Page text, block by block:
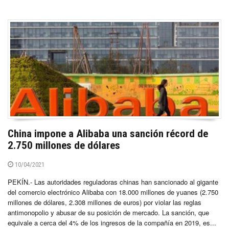
China impone a Alibaba una sanción récord de
2.750 millones de dólares
10/04/2021
PEKÍN.- Las autoridades reguladoras chinas han sancionado al gigante
del comercio electrónico Alibaba con 18.000 millones de yuanes (2.750
millones de dólares, 2.308 millones de euros) por violar las reglas
antimonopolio y abusar de su posición de mercado. La sanción, que
equivale a cerca del 4% de los ingresos de la compañía en 2019, es...